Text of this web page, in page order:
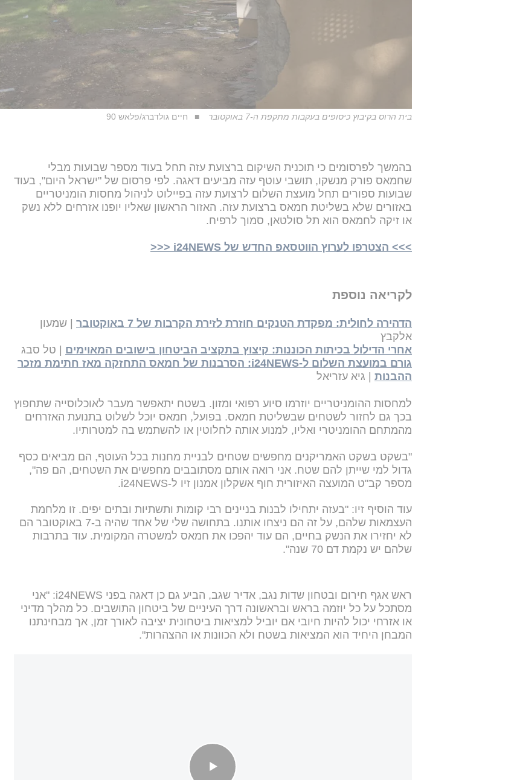
בית הרוס בקיבוץ כיסופים בעקבות מתקפת ה-7 באוקטובר חיים גולדברג/פלאש 90
בהמשך לפרסומים כי תוכנית השיקום ברצועת עזה תחל בעוד מספר שבועות מבלי
שחמאס פורק מנשקו, תושבי עוטף עזה מביעים דאגה. לפי פרסום של "ישראל היום", בעוד
שבועות ספורים תחל מועצת השלום לרצועת עזה בפיילוט לניהול מחסות הומניטריים
באזורים שלא בשליטת חמאס ברצועת עזה. האזור הראשון שאליו יופנו אזרחים ללא נשק
או זיקה לחמאס הוא תל סולטאן, סמוך לרפיח.
>>> הצטרפו לערוץ הווטסאפ החדש של i24NEWS <<<
לקריאה נוספת
הדהירה לחולית: מפקדת הטנקים חוזרת לזירת הקרבות של 7 באוקטובר
| שמעון
אלקבץ
אחרי הדילול בכיתות הכוננות: קיצוץ בתקציב הביטחון בישובים המאוימים | טל סבג
גורם במועצת השלום ל-i24NEWS: הסרבנות של חמאס התחזקה מאז חתימת מזכר
ההבנות | גיא עזריאל
למחסות ההומניטריים יוזרמו סיוע רפואי ומזון. בשטח יתאפשר מעבר לאוכלוסייה שתחפוץ
בכך גם לחזור לשטחים שבשליטת חמאס. בפועל, חמאס יוכל לשלוט בתנועת האזרחים
מהמתחם ההומניטרי ואליו, למנוע אותה לחלוטין או להשתמש בה למטרותיו.
"בשקט בשקט האמריקנים מחפשים שטחים לבניית מחנות בכל העוטף, הם מביאים כסף
גדול למי שייתן להם שטח. אני רואה אותם מסתובבים מחפשים את השטחים, הם פה",
מספר קב"ט המועצה האיזורית חוף אשקלון אמנון זיו ל-i24NEWS.
עוד הוסיף זיו: "בעזה יתחילו לבנות בניינים רבי קומות ותשתיות ובתים יפים. זו מלחמת
העצמאות שלהם, על זה הם ניצחו אותנו. בתחושה שלי של אחד שהיה ב-7 באוקטובר הם
לא יחזירו את הנשק בחיים, הם עוד יהפכו את חמאס למשטרה המקומית. עוד בתרבות
שלהם יש נקמת דם 70 שנה".
ראש אגף חירום ובטחון שדות נגב, אדיר שגב, הביע גם כן דאגה בפני i24NEWS: "אני
מסתכל על כל יוזמה בראש ובראשונה דרך העיניים של ביטחון התושבים. כל מהלך מדיני
או אזרחי יכול להיות חיובי אם יוביל למציאות ביטחונית יציבה לאורך זמן, אך מבחינתנו
המבחן היחיד הוא המציאות בשטח ולא הכוונות או ההצהרות".